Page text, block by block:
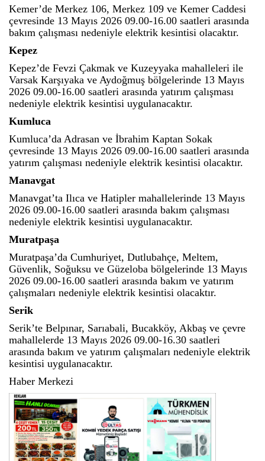
Kemer’de Merkez 106, Merkez 109 ve Kemer Caddesi
çevresinde 13 Mayıs 2026 09.00-16.00 saatleri arasında
bakım çalışması nedeniyle elektrik kesintisi olacaktır.
Kepez
Kepez’de Fevzi Çakmak ve Kuzeyyaka mahalleleri ile
Varsak Karşıyaka ve Aydoğmuş bölgelerinde 13 Mayıs
2026 09.00-16.00 saatleri arasında yatırım çalışması
nedeniyle elektrik kesintisi uygulanacaktır.
Kumluca
Kumluca’da Adrasan ve İbrahim Kaptan Sokak
çevresinde 13 Mayıs 2026 09.00-16.00 saatleri arasında
yatırım çalışması nedeniyle elektrik kesintisi olacaktır.
Manavgat
Manavgat’ta Ilıca ve Hatipler mahallelerinde 13 Mayıs
2026 09.00-16.00 saatleri arasında bakım çalışması
nedeniyle elektrik kesintisi uygulanacaktır.
Muratpaşa
Muratpaşa’da Cumhuriyet, Dutlubahçe, Meltem,
Güvenlik, Soğuksu ve Güzeloba bölgelerinde 13 Mayıs
2026 09.00-16.00 saatleri arasında bakım ve yatırım
çalışmaları nedeniyle elektrik kesintisi olacaktır.
Serik
Serik’te Belpınar, Sarıabali, Bucakköy, Akbaş ve çevre
mahallelerde 13 Mayıs 2026 09.00-16.30 saatleri
arasında bakım ve yatırım çalışmaları nedeniyle elektrik
kesintisi uygulanacaktır.
Haber Merkezi